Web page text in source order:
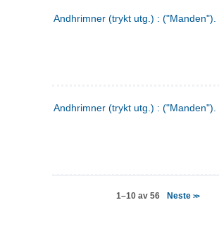
Andhrimner (trykt utg.) : ("Manden").
Andhrimner (trykt utg.) : ("Manden").
1–10 av 56 Neste>>